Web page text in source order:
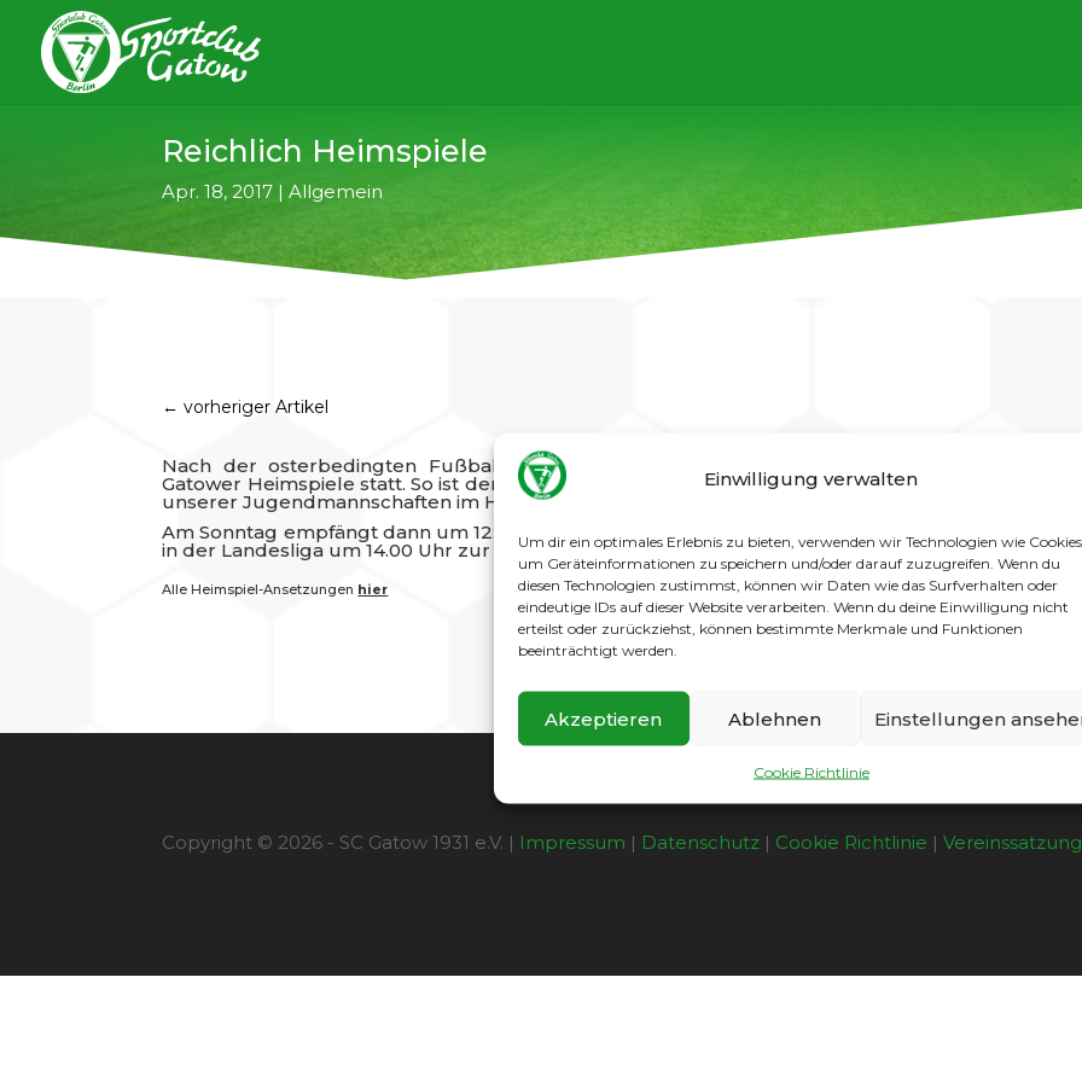
Einwilligung verwalten
Um dir ein optimales Erlebnis zu bieten, verwenden wir Technologien wie Cookies,
um Geräteinformationen zu speichern und/oder darauf zuzugreifen. Wenn du
diesen Technologien zustimmst, können wir Daten wie das Surfverhalten oder
eindeutige IDs auf dieser Website verarbeiten. Wenn du deine Einwilligung nicht
erteilst oder zurückziehst, können bestimmte Merkmale und Funktionen
beeinträchtigt werden.
Akzeptieren Ablehnen Einstellungen
Cookie Richtlinie
Reichlich Heimspiele
Apr. 18, 2017 |Allgemein
←vorheriger Artikel
Nach der osterbedingten Fußballpause unserer Gatow-Teams finden am kommenden
Gatower Heimspiele statt. So ist der Samstag ein „Großkampftag“ unserer
unserer Jugendmannschaften im Heimspieleinsatz.
Am Sonntag empfängt dann um 12:15 Uhr in der KL-A unsere 2. Männer die 1. Mannschaft vom
in der Landesliga um 14.00 Uhr zur Begegnung SC Gatow I gegen den TSV Mariendorf I.
Alle Heimspiel-Ansetzungen hier
Copyright © 2026 - SC Gatow 1931 e.V. | Impressum | Datenschutz | Cookie Richtlinie |Vereinssatzung